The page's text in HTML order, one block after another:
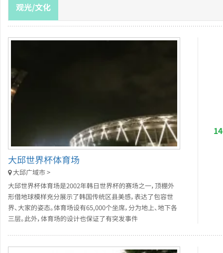
观光/文化
大邱世界杯体育场
大邱广域市 >
大邱世界杯体育场是2002年韩日世界杯的赛场之一，顶棚外
形借地球模样充分展示了韩国传统区县美感，表达了包容世
界、大家的姿态。体育场设有65,000个坐席，分为地上、地下各
三层。此外，体育场的设计也保证了有突发事件